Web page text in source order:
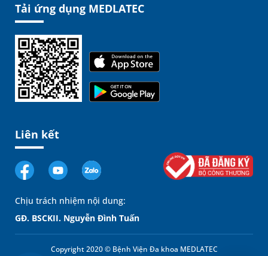
Tải ứng dụng MEDLATEC
Liên kết
Chịu trách nhiệm nội dung:
GĐ. BSCKII. Nguyễn Đình Tuấn
Copyright 2020 © Bệnh Viện Đa khoa MEDLATEC